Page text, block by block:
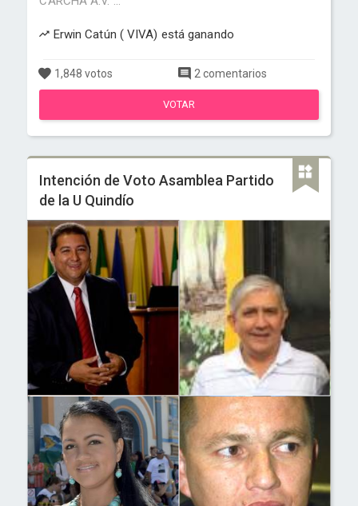
Erwin Catún ( VIVA) está ganando
1,848 votos 2 comentarios
VOTAR
Intención de Voto Asamblea Partido
de la U Quindío